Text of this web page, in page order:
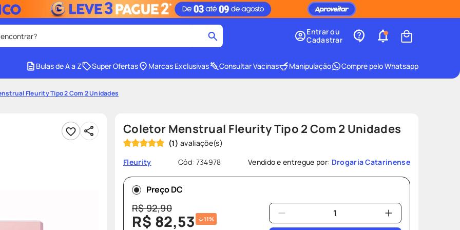
4º protetor solar facial
8º
protetor solar
Entrar ou
Cadastrar
Bulas de A a Z Super Ofertas Marcas Exclusivas Consultar Vacinas Manipulação Compre pelo Whatsapp
Fleurity Tipo 2 Com 2 Unidades
Coletor Menstrual Fleurity Tipo 2 Com 2 Unidades
(1)
Fleurity
Cód: 734978 Vendido e entregue por: Drogaria Catarinense
Preço DC
R$92,90
R$ 82,53 11%